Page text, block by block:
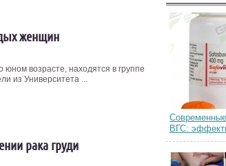
женщин
возрасте, находятся в группе
из Университета ...
рака груди
ВГС: